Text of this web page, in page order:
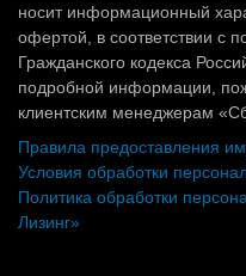
носит информационный
офертой, в соответствии с
Гражданского кодекса
подробной информации,
клиентским менеджерам
Правила предоставления
Условия обработки
Политика обработки
Лизинг»